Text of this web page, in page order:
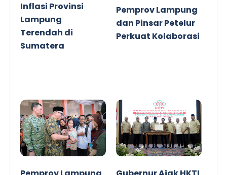
Inflasi Provinsi
Lampung
Terendah di
Sumatera
Pemprov Lampung
dan Pinsar Petelur
Perkuat Kolaborasi